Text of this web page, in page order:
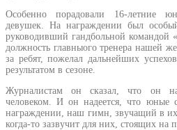
Особенно порадовали 16-летние
девушек. На награждении был
руководивший гандбольной
должность главныого тренера нашей
за ребят, пожелал дальнейших
результатом в сезоне.
Журналистам он сказал, что он
человеком. И он надеется, что юные
награждении, наш гимн, звучащий в
когда-то зазвучит для них, стоящих на